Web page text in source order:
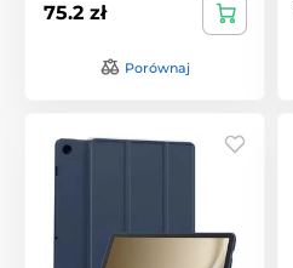
75.2 zł
Porównaj